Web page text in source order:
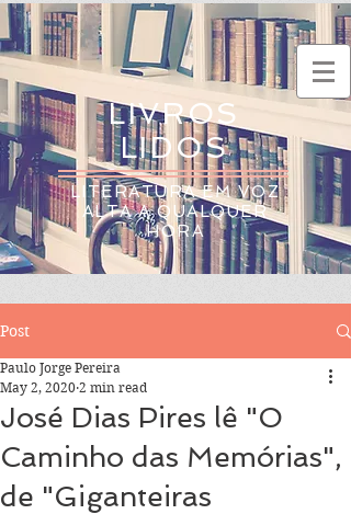
LIVROS
LIDOS
LITERATURA EM VOZ
ALTA A QUALQUER
HORA
Post
José Dias Pires lê "O
Caminho das Memórias",
de "Giganteiras
Paulo Jorge Pereira
May 2, 2020 2 min read